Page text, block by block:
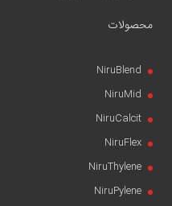
محصولات
NiruBlend
NiruMid
NiruCalcit
NiruFlex
NiruThylene
NiruPylene